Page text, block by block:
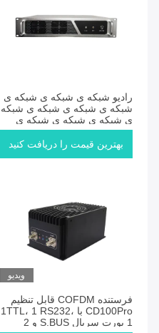
رادیو شبکه ی شبکه ی شبکه ی
شبکه ی شبکه ی شبکه ی شبکه
ی شبکه ی شبکه ی شبکه ی
شبکه ی شبکه ای
بهترین قیمت را دریافت کنید
ویدیو
فرستنده COFDM قابل تنظیم
CD100Pro با 1TTL، 1 RS232،
1 پورت سریال S.BUS و 2